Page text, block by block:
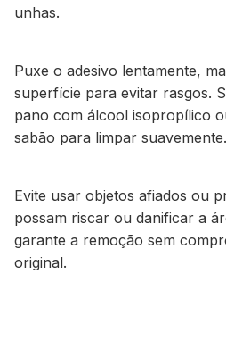
unhas.
Puxe o adesivo lentamente,
superfície para evitar rasgos.
pano com álcool isopropílico
sabão para limpar suavemente.
Evite usar objetos afiados ou
possam riscar ou danificar a
garante a remoção sem
original.